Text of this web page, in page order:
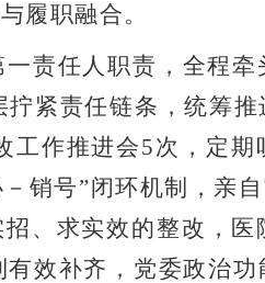
履职融合。
责任人职责，全程
拧紧责任链条，统筹
工作推进会5次，定期
销号”闭环机制，亲
、求实效的整改，
效补齐，党委政治